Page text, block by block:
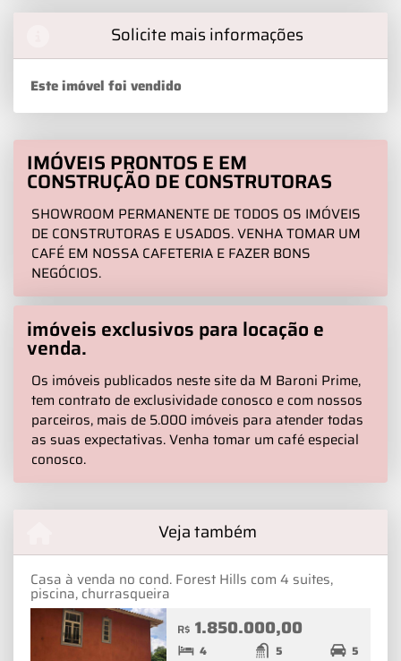
Solicite mais informações
Este imóvel foi vendido
IMÓVEIS PRONTOS E EM
CONSTRUÇÃO DE CONSTRUTORAS
SHOWROOM PERMANENTE DE TODOS OS IMÓVEIS
DE CONSTRUTORAS E USADOS. VENHA TOMAR UM
CAFÉ EM NOSSA CAFETERIA E FAZER BONS
NEGÓCIOS.
imóveis exclusivos para locação e
venda.
Os imóveis publicados neste site da M Baroni Prime,
tem contrato de exclusividade conosco e com nossos
parceiros, mais de 5.000 imóveis para atender todas
as suas expectativas. Venha tomar um café especial
conosco.
Veja também
Casa à venda no cond. Forest Hills com 4 suites,
piscina, churrasqueira
R$ 1.850.000,00
4 5 5